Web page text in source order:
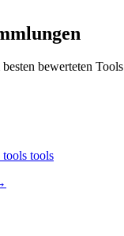
bewerteten Tools
tools